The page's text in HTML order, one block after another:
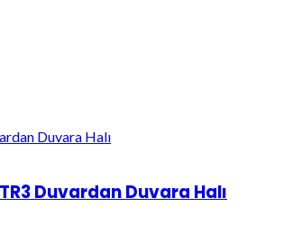
Duvardan Duvara Halı